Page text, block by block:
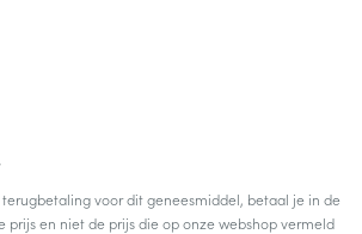
voor dit geneesmiddel, betaal je in de
prijs en niet de prijs die op onze webshop vermeld